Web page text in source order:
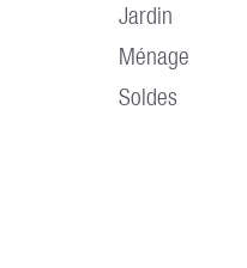
Jardin
Ménage
Soldes